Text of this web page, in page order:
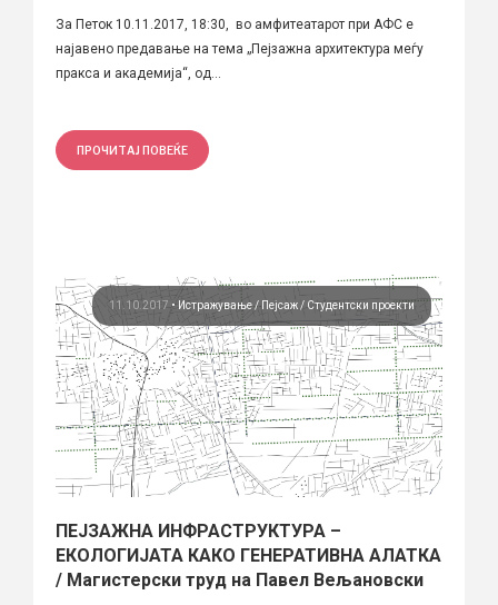
За Петок 10.11.2017, 18:30, во амфитеатарот при АФС е
најавено предавање на тема „Пејзажна архитектура меѓу
пракса и академија“, од...
ПРОЧИТАЈ ПОВЕЌЕ
11.10.2017 • Истражување Пејсаж Студентски проекти
ПЕЈЗАЖНА ИНФРАСТРУКТУРА –
ЕКОЛОГИЈАТА КАКО ГЕНЕРАТИВНА АЛАТКА
/ Магистерски труд на Павел Вељановски